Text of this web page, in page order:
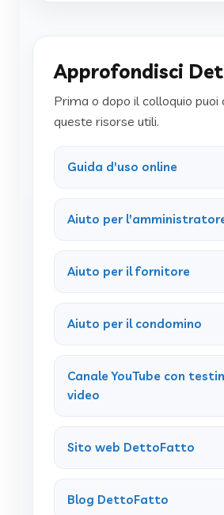
Approfondisci
Prima o dopo il colloquio puoi
queste risorse utili.
Guida d'uso online
Aiuto per
Aiuto per il fornitore
Aiuto per il condomino
Canale YouTube con
video
Sito web DettoFatto
Blog DettoFatto